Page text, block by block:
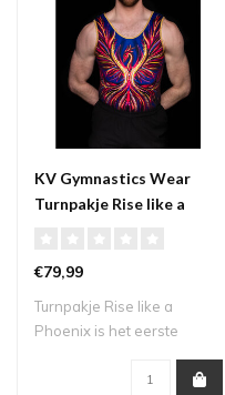
KV Gymnastics Wear
Turnpakje Rise like a
€79,99
Turnpakje Rise like a
Phoenix is het eerste